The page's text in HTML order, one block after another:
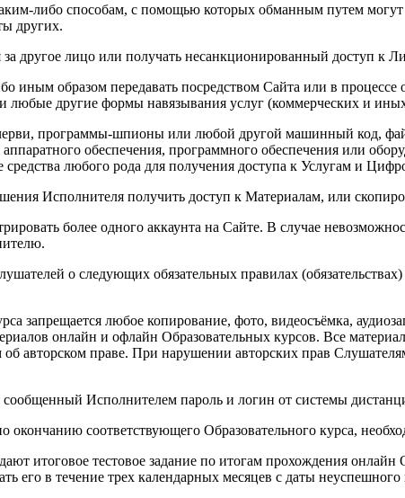
либо способам, с помощью которых обманным путем
других.
другое лицо или получать несанкционированный доступ к
иным образом передавать посредством Сайта или в
любые другие формы навязывания услуг (коммерческих и
программы-шпионы или любой другой машинный код,
обеспечения, программного обеспечения или
любого рода для получения доступа к Услугам и
Исполнителя получить доступ к Материалам, или
более одного аккаунта на Сайте. В случае
о следующих обязательных правилах
запрещается любое копирование, фото, видеосъёмка,
онлайн и офлайн Образовательных курсов. Все
авторском праве. При нарушении авторских прав
Исполнителем пароль и логин от системы
соответствующего Образовательного курса,
итоговое тестовое задание по итогам прохождения
его в течение трех календарных месяцев с даты неуспешного